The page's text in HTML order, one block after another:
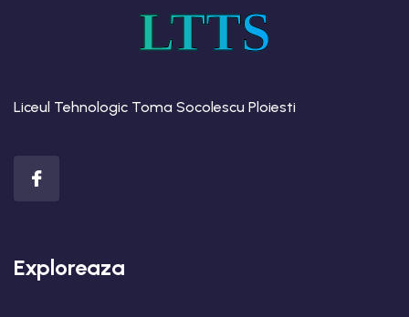
LTTS
Liceul Tehnologic Toma Socolescu Ploiesti
Exploreaza